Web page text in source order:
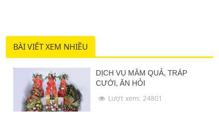
BÀI VIẾT XEM NHIỀU
DỊCH VỤ MÂM QUẢ, TRÁP
CƯỚI, ĂN HỎI
Lượt xem: 24801